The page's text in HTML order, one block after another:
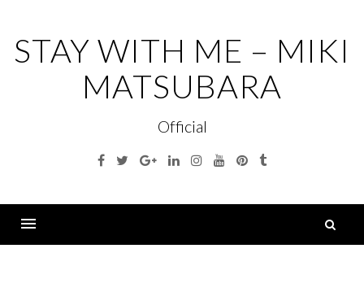
STAY WITH ME – MIKI
MATSUBARA
Official
Facebook
Twitter Google+LinkedinInstagramYoutubePinterest